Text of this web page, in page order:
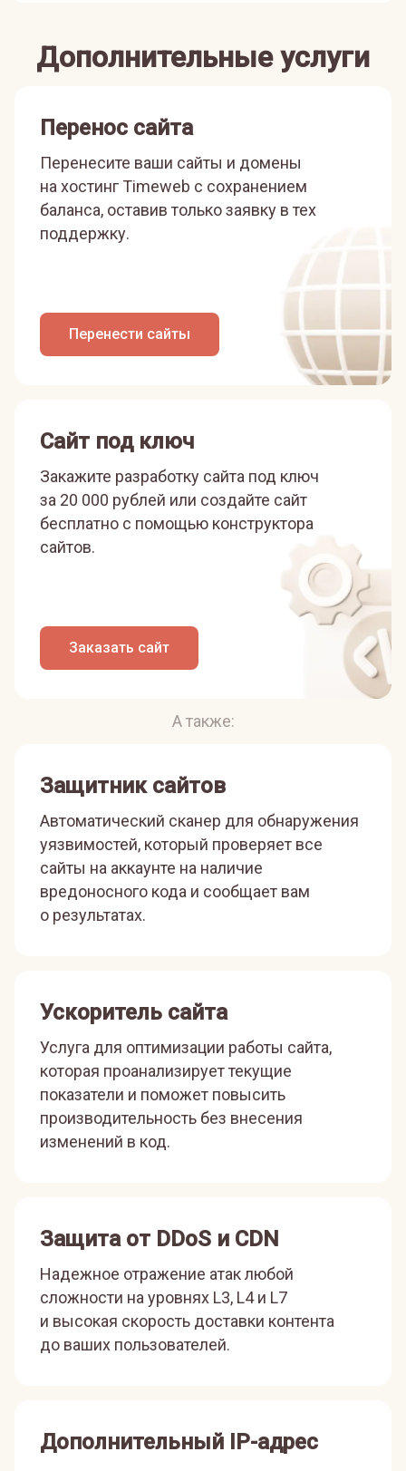
Дополнительные услуги
Перенос сайта
Перенесите ваши сайты и домены
на хостинг Timeweb с сохранением
баланса, оставив только заявку в тех
поддержку.
Перенести сайты
Сайт под ключ
Закажите разработку сайта под ключ
за 20 000 рублей или создайте сайт
бесплатно с помощью конструктора
сайтов.
Заказать сайт
А также:
Защитник сайтов
Автоматический сканер для обнаружения
уязвимостей, который проверяет все
сайты на аккаунте на наличие
вредоносного кода и сообщает вам
о результатах.
Ускоритель сайта
Услуга для оптимизации работы сайта,
которая проанализирует текущие
показатели и поможет повысить
производительность без внесения
изменений в код.
Защита от DDoS и CDN
Надежное отражение атак любой
сложности на уровнях L3, L4 и L7
и высокая скорость доставки контента
до ваших пользователей.
Дополнительный IP-адрес